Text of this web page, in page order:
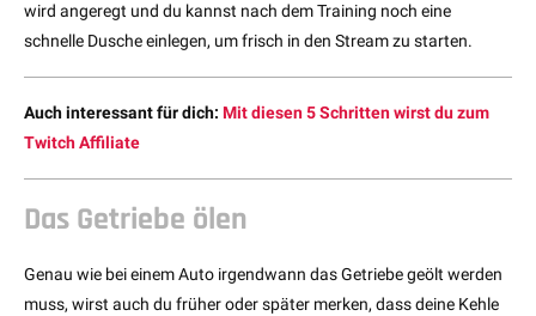
wird angeregt und du kannst nach dem Training noch eine
schnelle Dusche einlegen, um frisch in den Stream zu starten.
Auch interessant für dich: Mit diesen 5 Schritten wirst du zum
Twitch Affiliate
Das Getriebe ölen
Genau wie bei einem Auto irgendwann das Getriebe geölt werden
muss, wirst auch du früher oder später merken, dass deine Kehle